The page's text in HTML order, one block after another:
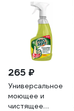
265 ₽
Универсальное
моющее и
чистящее